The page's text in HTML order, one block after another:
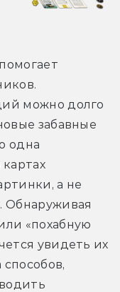
можно долго
забавные
одна
а не
Обнаруживая
«похабную
увидеть их